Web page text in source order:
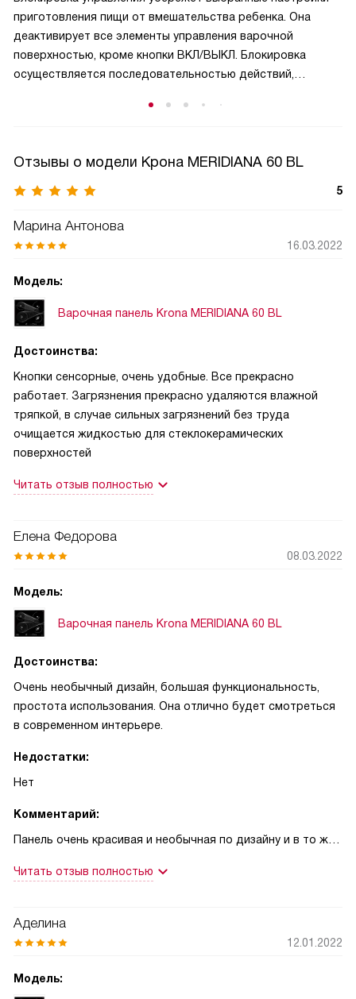
приготовления пищи от вмешательства ребенка. Она
деактивирует все элементы управления варочной
поверхностью, кроме кнопки ВКЛ/ВЫКЛ. Блокировка
осуществляется последовательностью действий,
Отзывы о модели Крона MERIDIANA 60 BL
5
Марина Антонова
16.03.2022
Модель:
Варочная панель Krona MERIDIANA 60 BL
Достоинства:
Кнопки сенсорные, очень удобные. Все прекрасно
работает. Загрязнения прекрасно удаляются влажной
тряпкой, в случае сильных загрязнений без труда
очищается жидкостью для стеклокерамических
поверхностей
Читать отзыв полностью
Елена Федорова
08.03.2022
Модель:
Варочная панель Krona MERIDIANA 60 BL
Достоинства:
Очень необычный дизайн, большая функциональность,
простота использования. Она отлично будет смотреться
в современном интерьере.
Недостатки:
Нет
Комментарий:
Панель очень красивая и необычная по дизайну и в то же
смотрится шикарно. Работает на высшем уровне. Самая
Читать отзыв полностью
Аделина
12.01.2022
Модель: